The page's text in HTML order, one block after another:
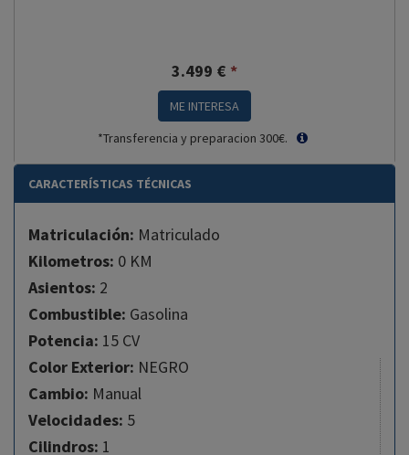
3.499 € *
ME INTERESA
*Transferencia y preparacion 300€.
CARACTERÍSTICAS TÉCNICAS
Matriculación: Matriculado
Kilometros: 0 KM
Asientos: 2
Combustible: Gasolina
Potencia: 15 CV
Color Exterior: NEGRO
Cambio: Manual
Velocidades: 5
Cilindros: 1